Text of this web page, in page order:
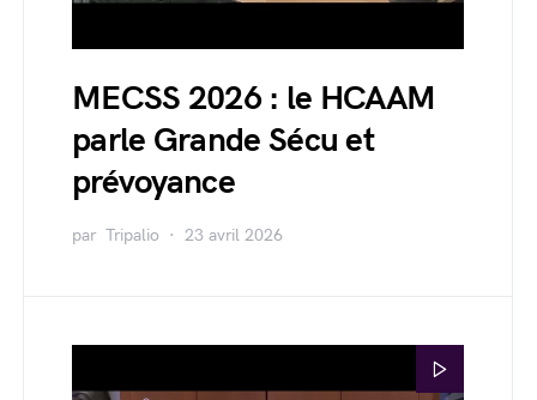
MECSS 2026 : le HCAAM
parle Grande Sécu et
prévoyance
par Tripalio 23 avril 2026